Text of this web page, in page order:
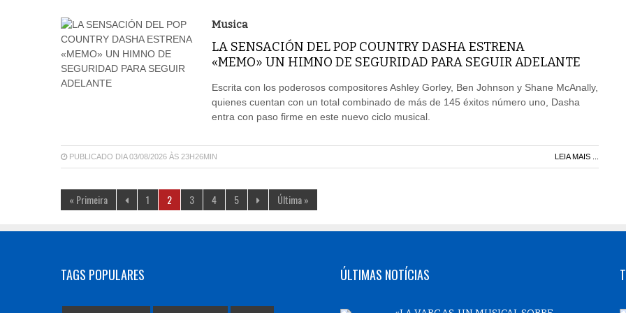
Musica
LA SENSACIÓN DEL POP COUNTRY DASHA ESTRENA
«MEMO» UN HIMNO DE SEGURIDAD PARA SEGUIR ADELANTE
Escrita con los poderosos compositores Ashley Gorley, Ben Johnson y Shane McAnally,
quienes cuentan con un total combinado de más de 145 éxitos número uno, Dasha
entra con paso firme en este nuevo ciclo musical.
PUBLICADO DIA 03/08/2026 ÀS 23H26MIN LEIA MAIS ...
« Primeira 1 2 3 4 5 Última »
TAGS POPULARES ÚLTIMAS NOTÍCIAS